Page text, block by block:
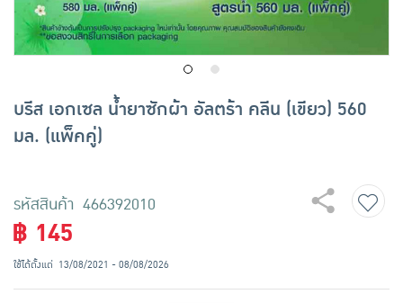
บรีส เอกเซล น้ำยาซักผ้า อัลตร้า คลีน (เขียว) 560
มล. (แพ็คคู่)
รหัสสินค้า 466392010
฿ 145
ใช้ได้ตั้งแต่ 13/08/2021 - 08/08/2026